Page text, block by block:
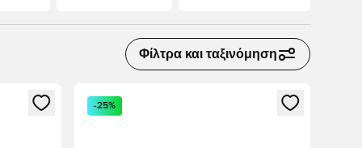
Φίλτρα και ταξινόμηση
ή να εγγραφείτε ως μέλος
Ανοίγει ένα Modal για να συνδεθείτε ή να
-25%